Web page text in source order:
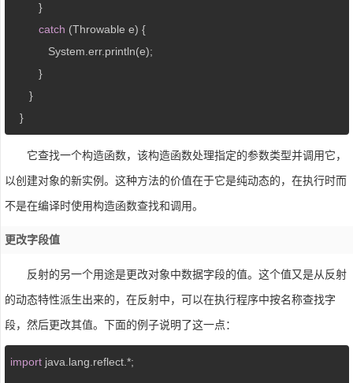
         }
catch (Throwable e) {
            System.err.println(e);
         }
      }
   }
它查找一个构造函数，该构造函数处理指定的参数类型并调用它，
以创建对象的新实例。这种方法的价值在于它是纯动态的，在执行时而
不是在编译时使用构造函数查找和调用。
更改字段值
反射的另一个用途是更改对象中数据字段的值。这个值又是从反射
的动态特性派生出来的，在反射中，可以在执行程序中按名称查找字
段，然后更改其值。下面的例子说明了这一点：
import java.lang.reflect.*;